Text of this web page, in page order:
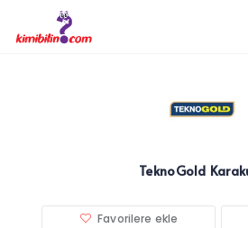
TeknoGold
Favorilere ekle